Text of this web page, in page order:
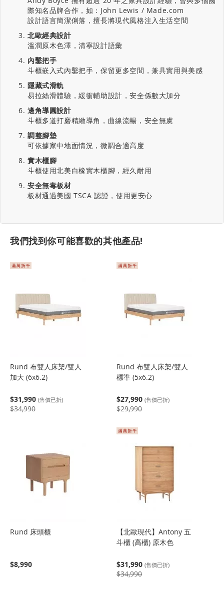
際知名品牌合作，如：John Lewis / Made.com
設計語言簡潔俐落，擅長將現代風格注入生活空間
北歐經典設計
溫潤原木色澤，清寧設計語彙
內鑿把手
斗櫃嵌入式內鑿把手，保留更多空間，兼具實用與美感
隱藏式滑軌
易拉絲滑體驗，緩衝輔助設計，安全係數大加分
邊角導圓設計
斗櫃多道打磨精緻導角，曲線流暢，安全無虞
調整腳墊
可依據家中地面情況，微調合適高度
實木櫃腳
斗櫃使用北美白橡實木櫃腳，經久耐用
安全無毒板材
板材通過美國 TSCA 認證，使用更安心
我們找到你可能喜歡的其他產品!
Rund 布雙人床架/雙人
加大 (6x6.2)
$31,990 (售價已折)
$34,990
Rund 布雙人床架/雙人
標準 (5x6.2)
$27,990 (售價已折)
$29,990
Rund 床頭櫃
$8,990
【北歐現代】Antony 五
斗櫃 (高櫃) 原木色
$31,990 (售價已折)
$34,990